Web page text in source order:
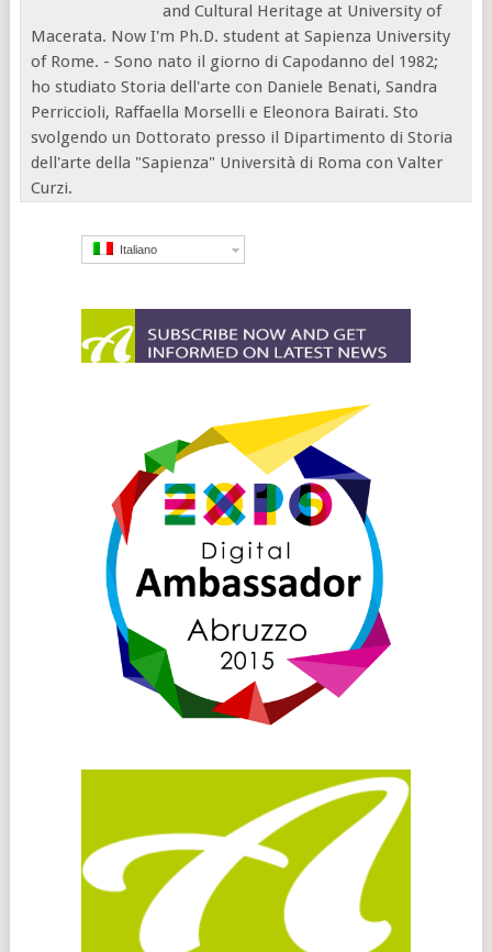
and Cultural Heritage at University of
Macerata. Now I'm Ph.D. student at Sapienza University
of Rome. - Sono nato il giorno di Capodanno del 1982;
ho studiato Storia dell'arte con Daniele Benati, Sandra
Perriccioli, Raffaella Morselli e Eleonora Bairati. Sto
svolgendo un Dottorato presso il Dipartimento di Storia
dell'arte della "Sapienza" Università di Roma con Valter
Curzi.
Italiano